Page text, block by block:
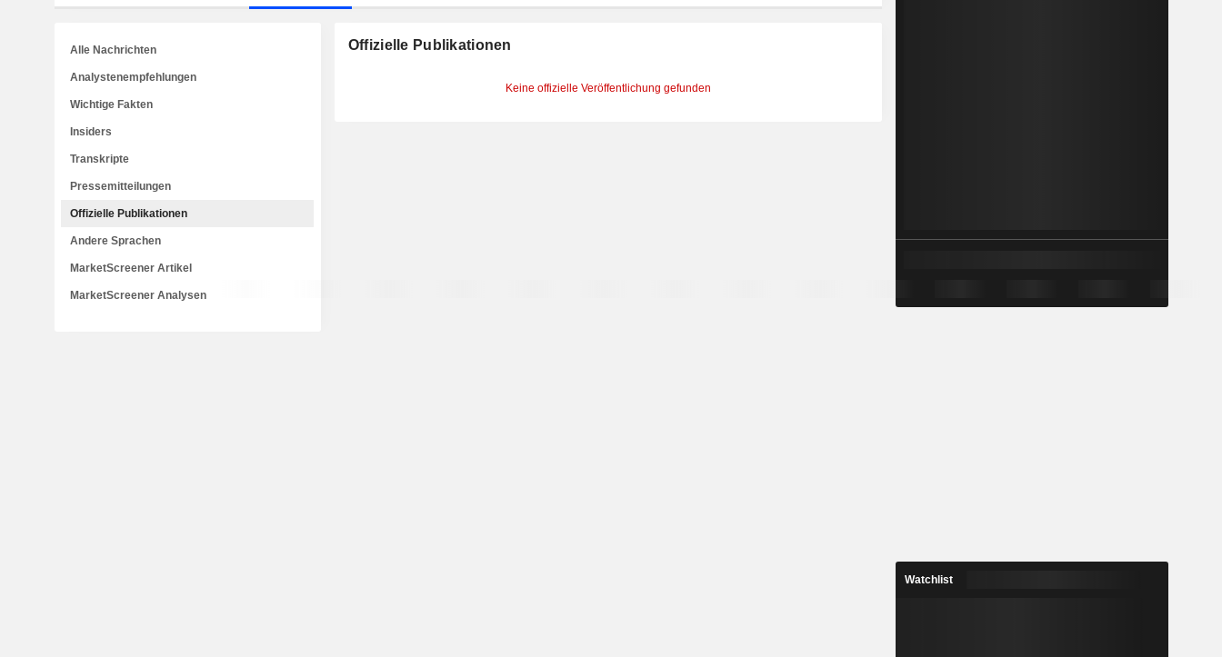
Offizielle Publikationen
Keine offizielle Veröffentlichung gefunden
Alle Nachrichten
Analystenempfehlungen
Wichtige Fakten
Insiders
Transkripte
Pressemitteilungen
Offizielle Publikationen
Andere Sprachen
MarketScreener Artikel
MarketScreener Analysen
Watchlist